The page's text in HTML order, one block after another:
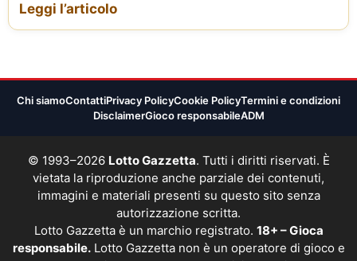
Leggi l’articolo
Chi siamoContattiPrivacy PolicyCookie PolicyTermini e condizioni
DisclaimerGioco responsabileADM
© 1993–2026 Lotto Gazzetta. Tutti i diritti riservati. È
vietata la riproduzione anche parziale dei contenuti,
immagini e materiali presenti su questo sito senza
autorizzazione scritta.
Lotto Gazzetta è un marchio registrato. 18+ – Gioca
responsabile.Lotto Gazzetta non è un operatore di gioco e